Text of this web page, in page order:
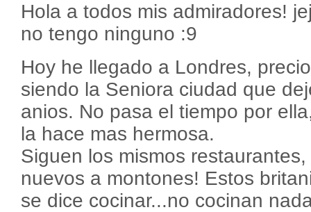
Hola a todos mis admiradores!
no tengo ninguno :9
Hoy he llegado a Londres,
siendo la Seniora ciudad que
anios. No pasa el tiempo por
la hace mas hermosa.
Siguen los mismos
nuevos a montones! Estos
se dice cocinar...no cocinan